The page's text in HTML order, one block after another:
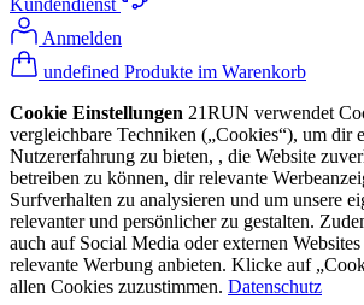
Kundendienst
Anmelden
undefined Produkte im Warenkorb
Cookie Einstellungen 21RUN verwendet
vergleichbare Techniken („Cookies“), um dir
Nutzererfahrung zu bieten, , die Website
betreiben zu können, dir relevante
Surfverhalten zu analysieren und um unsere
relevanter und persönlicher zu gestalten.
auch auf Social Media oder externen
relevante Werbung anbieten. Klicke auf
allen Cookies zuzustimmen. Datenschutz